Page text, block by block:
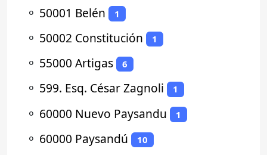
⚬ 50001 Belén 1
⚬ 50002 Constitución 1
⚬ 55000 Artigas 6
⚬ 599. Esq. César Zagnoli 1
⚬ 60000 Nuevo Paysandu 1
⚬ 60000 Paysandú 10